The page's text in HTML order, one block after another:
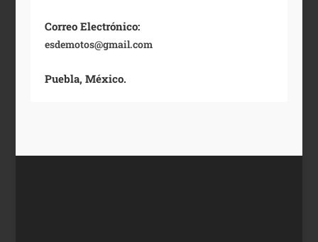
Correo Electrónico:
esdemotos@gmail.com
Puebla, México.